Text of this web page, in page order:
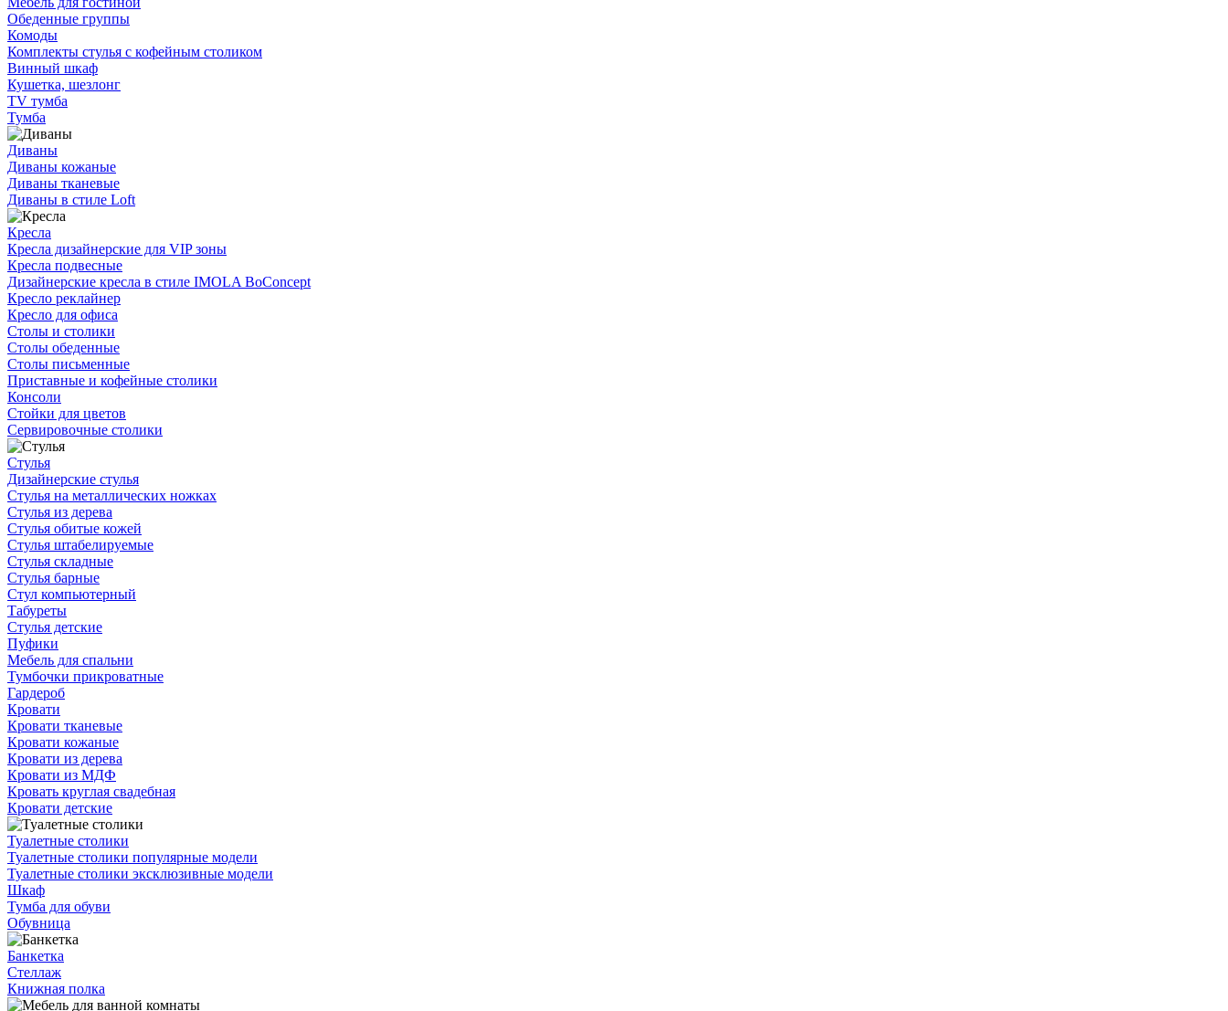
Обеденные группы
Комоды
Комплекты стулья с кофейным столиком
Винный шкаф
Кушетка, шезлонг
TV тумба
Тумба
Диваны
Диваны кожаные
Диваны тканевые
Диваны в стиле Loft
Кресла
Кресла дизайнерские для VIP зоны
Кресла подвесные
Дизайнерские кресла в стиле IMOLA BoConcept
Кресло реклайнер
Кресло для офиса
Столы и столики
Столы обеденные
Столы письменные
Приставные и кофейные столики
Консоли
Стойки для цветов
Сервировочные столики
Стулья
Дизайнерские стулья
Стулья на металлических ножках
Стулья из дерева
Стулья обитые кожей
Стулья штабелируемые
Стулья складные
Стулья барные
Стул компьютерный
Табуреты
Стулья детские
Пуфики
Мебель для спальни
Тумбочки прикроватные
Гардероб
Кровати
Кровати тканевые
Кровати кожаные
Кровати из дерева
Кровати из МДФ
Кровать круглая свадебная
Кровати детские
Туалетные столики
Туалетные столики популярные модели
Туалетные столики эксклюзивные модели
Шкаф
Тумба для обуви
Обувница
Банкетка
Стеллаж
Книжная полка